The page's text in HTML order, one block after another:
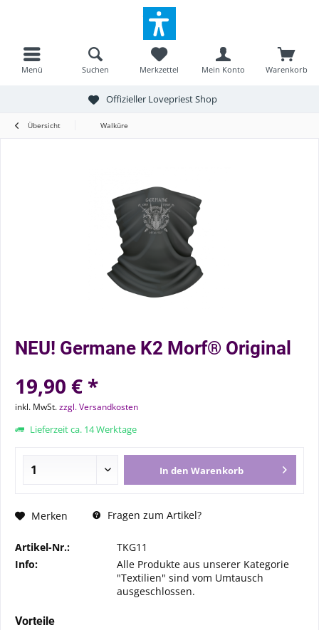
Menü Warenkorb
Merkzettel Mein Konto
Suchen
Offizieller Lovepriest Shop
Übersicht Walküre
NEU! Germane K2 Morf® Original
19,90 € *
inkl. MwSt.zzgl. Versandkosten
Lieferzeit ca. 14 Werktage
In den Warenkorb
Merken Fragen zum Artikel?
Artikel-Nr.:
TKG11
Info:
Alle Produkte aus unserer Kategorie
"Textilien" sind vom Umtausch
ausgeschlossen.
Vorteile